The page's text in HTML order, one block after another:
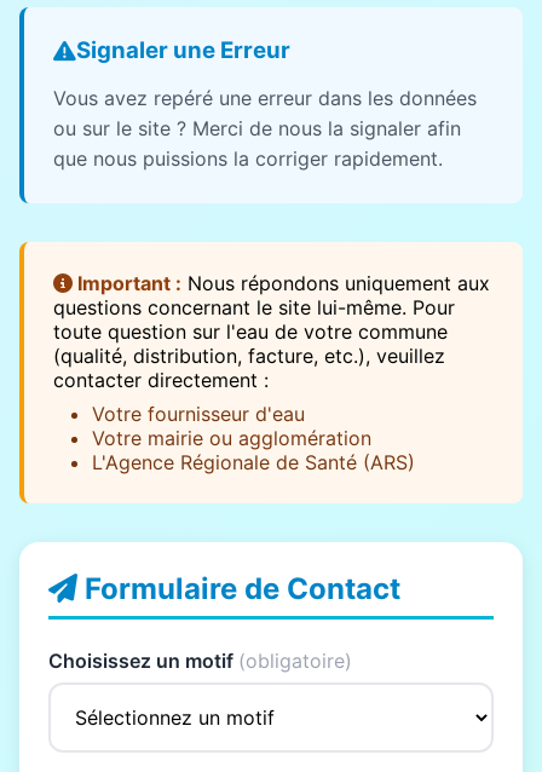
Signaler une Erreur
Vous avez repéré une erreur dans les données
ou sur le site ? Merci de nous la signaler afin
que nous puissions la corriger rapidement.
Important : Nous répondons uniquement aux
questions concernant le site lui-même. Pour
toute question sur l'eau de votre commune
(qualité, distribution, facture, etc.), veuillez
contacter directement :
Votre fournisseur d'eau
Votre mairie ou agglomération
L'Agence Régionale de Santé (ARS)
Formulaire de Contact
Choisissez un motif (obligatoire)